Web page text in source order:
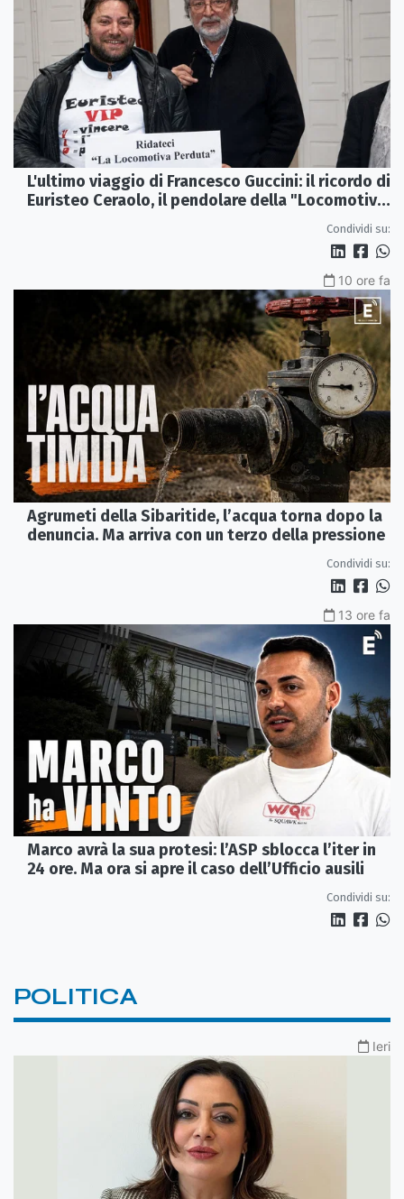
L'ultimo viaggio di Francesco Guccini: il ricordo di
Euristeo Ceraolo, il pendolare della "Locomotiva
Condividi su:
10 ore fa
Agrumeti della Sibaritide, l’acqua torna dopo la
denuncia. Ma arriva con un terzo della pressione
Condividi su:
13 ore fa
Marco avrà la sua protesi: l’ASP sblocca l’iter in
24 ore. Ma ora si apre il caso dell’Ufficio ausili
Condividi su:
POLITICA
Ieri